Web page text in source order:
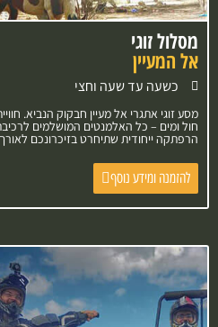
מסלול זוגי
אל המעיין
כשעה עד שעה וחצי
מסע זוגי אתגרי אל מעיין חבקוק הנביא.
חול ומים – כל האלמנטים המושלמים
הרפתקה ייחודית שתיחרט בזיכרונכם
להזמנה ומידע נוסף